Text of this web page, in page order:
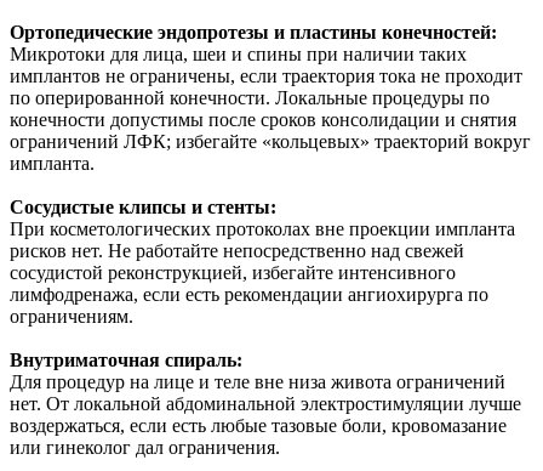
Ортопедические эндопротезы и пластины конечностей:
Микротоки для лица, шеи и спины при наличии таких
имплантов не ограничены, если траектория тока не проходит
по оперированной конечности. Локальные процедуры по
конечности допустимы после сроков консолидации и снятия
ограничений ЛФК; избегайте «кольцевых» траекторий вокруг
импланта.
Сосудистые клипсы и стенты:
При косметологических протоколах вне проекции импланта
рисков нет. Не работайте непосредственно над свежей
сосудистой реконструкцией, избегайте интенсивного
лимфодренажа, если есть рекомендации ангиохирурга по
ограничениям.
Внутриматочная спираль:
Для процедур на лице и теле вне низа живота ограничений
нет. От локальной абдоминальной электростимуляции лучше
воздержаться, если есть любые тазовые боли, кровомазание
или гинеколог дал ограничения.